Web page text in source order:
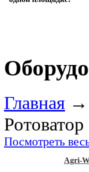
Главная →
Ротоватор
Посмотреть
Agri-